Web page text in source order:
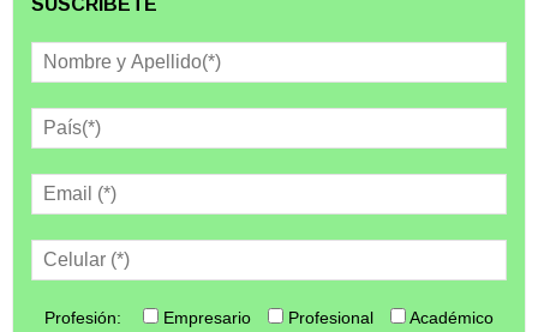
SUSCRÍBETE
Profesión: Empresario Profesional
Académico